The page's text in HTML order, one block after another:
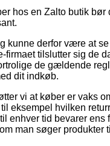
hos en Zalto butik
kunne derfor være at
firmaet tilslutter sig de
de gældende
dit indkøb.
vi at køber er vaks
eksempel hvilken
enhver tid bevarer
man søger produkter